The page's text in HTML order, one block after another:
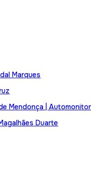
Marques
Mendonça | Automonitor
Duarte